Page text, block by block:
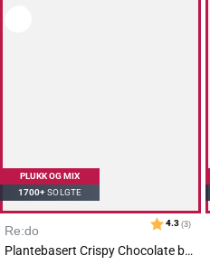
PLUKK OG MIX
1700+SOLGTE
Re:do
Plantebasert Crispy Chocolate bar 40g